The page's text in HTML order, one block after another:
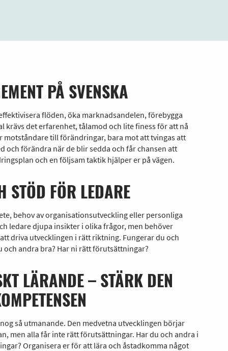
PÅ SVENSKA
flöden, öka marknadsandelen, förebygga
krävs det erfarenhet, tålamod och lite finess för att nå
motståndare till förändringar, bara mot att tvingas att
och förändra när de blir sedda och får chansen att
och en följsam taktik hjälper er på vägen.
STÖD FÖR LEDARE
behov av organisationsutveckling eller personliga
ledare djupa insikter i olika frågor, men behöver
driva utvecklingen i rätt riktning. Fungerar du och
och andra bra? Har ni rätt förutsättningar?
LÄRANDE – STÄRK DEN
så utmanande. Den medvetna utvecklingen börjar
men alla får inte rätt förutsättningar. Har du och andra i
Organisera er för att lära och åstadkomma något